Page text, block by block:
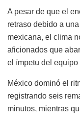
A pesar de que el
retraso debido a
mexicana, el clima
aficionados que
el ímpetu del equipo
México dominó el
registrando seis
minutos, mientras